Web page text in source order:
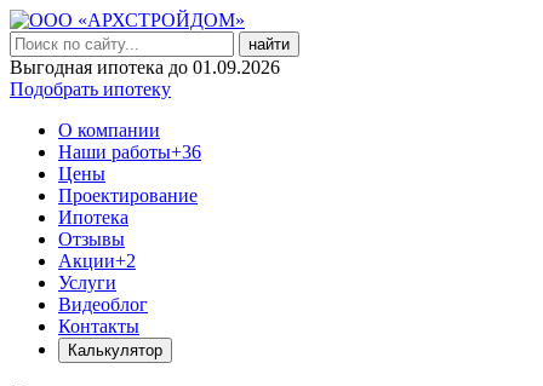
найти
Выгодная ипотека до 01.09.2026
Подобрать ипотеку
О компании
Наши работы+36
Цены
Проектирование
Ипотека
Отзывы
Акции+2
Услуги
Видеоблог
Контакты
Калькулятор